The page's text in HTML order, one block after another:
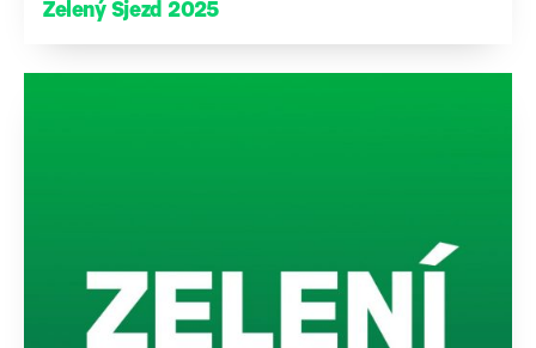
Zelený Sjezd 2025